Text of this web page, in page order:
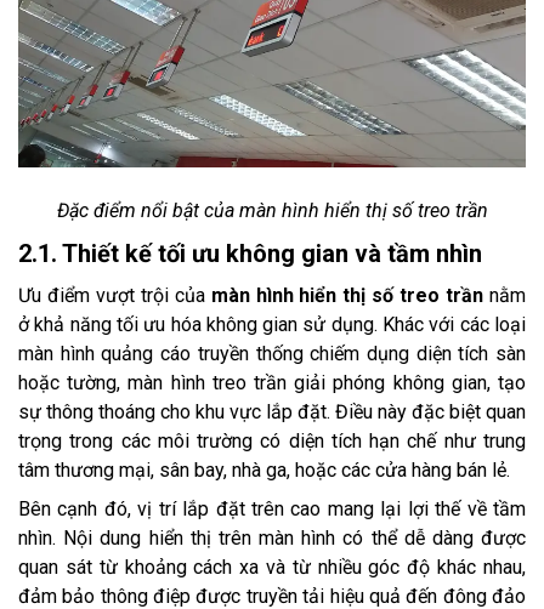
Đặc điểm nổi bật của màn hình hiển thị số treo trần
2.1. Thiết kế tối ưu không gian và tầm nhìn
Ưu điểm vượt trội của màn hình hiển thị số treo trần nằm
ở khả năng tối ưu hóa không gian sử dụng. Khác với các loại
màn hình quảng cáo truyền thống chiếm dụng diện tích sàn
hoặc tường, màn hình treo trần giải phóng không gian, tạo
sự thông thoáng cho khu vực lắp đặt. Điều này đặc biệt quan
trọng trong các môi trường có diện tích hạn chế như trung
tâm thương mại, sân bay, nhà ga, hoặc các cửa hàng bán lẻ.
Bên cạnh đó, vị trí lắp đặt trên cao mang lại lợi thế về tầm
nhìn. Nội dung hiển thị trên màn hình có thể dễ dàng được
quan sát từ khoảng cách xa và từ nhiều góc độ khác nhau,
đảm bảo thông điệp được truyền tải hiệu quả đến đông đảo